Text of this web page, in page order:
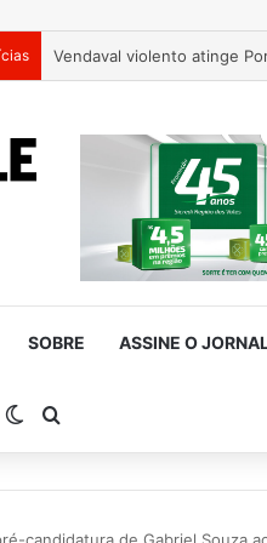
Vendaval violento atinge
SOBRE ASSINE O
Lateral
Switch skin